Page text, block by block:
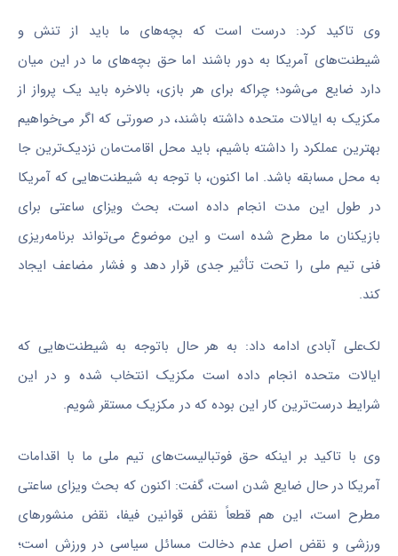
وی تاکید کرد: درست است که بچه‌های ما باید از تنش و
شیطنت‌های آمریکا به دور باشند اما حق بچه‌های ما در این میان
دارد ضایع می‌شود؛ چراکه برای هر بازی، بالاخره باید یک پرواز از
مکزیک به ایالات متحده داشته باشند، در صورتی که اگر می‌خواهیم
بهترین عملکرد را داشته باشیم، باید محل اقامت‌مان نزدیک‌ترین جا
به محل مسابقه باشد. اما اکنون، با توجه به شیطنت‌هایی که آمریکا
در طول این مدت انجام داده است، بحث ویزای ساعتی برای
بازیکنان ما مطرح شده است و این موضوع می‌تواند برنامه‌ریزی
فنی تیم ملی را تحت تأثیر جدی قرار دهد و فشار مضاعف ایجاد
کند.
لک‌علی آبادی ادامه داد: به هر حال باتوجه به شیطنت‌هایی که
ایالات متحده انجام داده است مکزیک انتخاب شده و در این
شرایط درست‌ترین کار این بوده که در مکزیک مستقر شویم.
وی با تاکید بر اینکه حق فوتبالیست‌های تیم ملی ما با اقدامات
آمریکا در حال ضایع شدن است، گفت: اکنون که بحث ویزای ساعتی
مطرح است، این هم قطعاً نقض قوانین فیفا، نقض منشورهای
ورزشی و نقض اصل عدم دخالت مسائل سیاسی در ورزش است؛